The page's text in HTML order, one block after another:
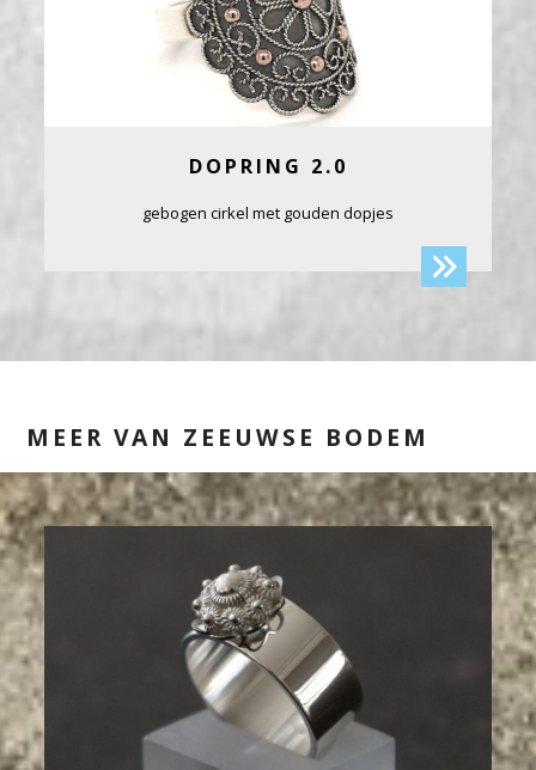
DOPRING 2.0
gebogen cirkel met gouden dopjes
MEER VAN ZEEUWSE BODEM